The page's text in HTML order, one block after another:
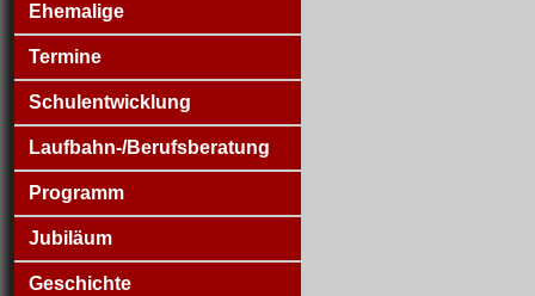
Ehemalige
Termine
Schulentwicklung
Laufbahn-/Berufsberatung
Programm
Jubiläum
Geschichte